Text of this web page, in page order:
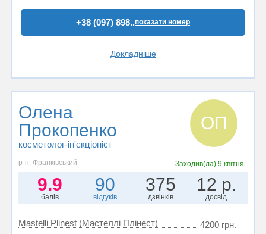
+38 (097) 898..показати номер
Докладніше
Олена
Прокопенко
косметолог-ін'єкціоніст
ОП
р-н. Франківський Заходив(ла) 9 квітня
9.9
балів
90
відгуків
375
дзвінків
12 р.
досвід
Mastelli Plinest (Мастеллі Плінест) 4200 грн.